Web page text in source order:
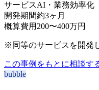
サービスAI・業務効率化
開発期間約3ヶ月
概算費用 200〜400万円
※同等のサービスを開発
この事例をもとに相談す
bubble